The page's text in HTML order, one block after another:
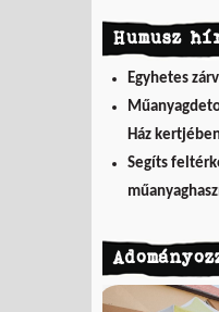
Humusz
Egyhetes
Ház
Segíts